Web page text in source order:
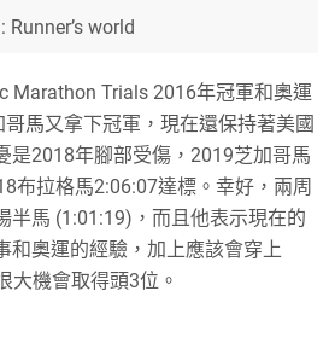
Runner’s world
Marathon Trials 2016年冠軍和奧運
馬又拿下冠軍，現在還保持著美國
是2018年腳部受傷，2019芝加哥馬
布拉格馬2:06:07達標。幸好，兩周
半馬 (1:01:19)，而且他表示現在的
和奧運的經驗，加上應該會穿上
大機會取得頭3位。